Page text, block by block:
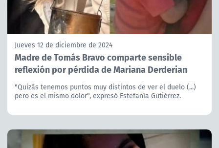
Jueves 12 de diciembre de 2024
Madre de Tomás Bravo comparte sensible
reflexión por pérdida de Mariana Derderian
"Quizás tenemos puntos muy distintos de ver el duelo (...)
pero es el mismo dolor", expresó Estefanía Gutiérrez.